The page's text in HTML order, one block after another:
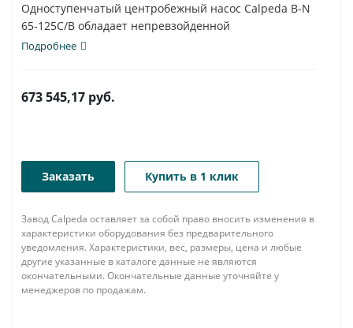
Одноступенчатый центробежный насос Calpeda B-N
65-125C/B обладает непревзойденной
универсальностью...
Подробнее
673 545,17 руб.
Заказать Купить в 1 клик
Завод Calpeda оставляет за собой право вносить изменения в
характеристики оборудования без предварительного
уведомления. Характеристики, вес, размеры, цена и любые
другие указанные в каталоге данные не являются
окончательными. Окончательные данные уточняйте у
менеджеров по продажам.